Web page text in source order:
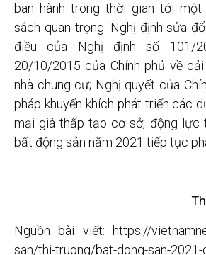
ban hành trong thời gian tới
sách quan trọng: Nghị định sửa
điều của Nghị định số 101/
20/10/2015 của Chính phủ về
nhà chung cư; Nghị quyết của
pháp khuyến khích phát triển các
mại giá thấp tạo cơ sở, động lực
bất động sản năm 2021 tiếp tục
Nguồn bài viết: https://
san/thi-truong/bat-dong-san-2021-